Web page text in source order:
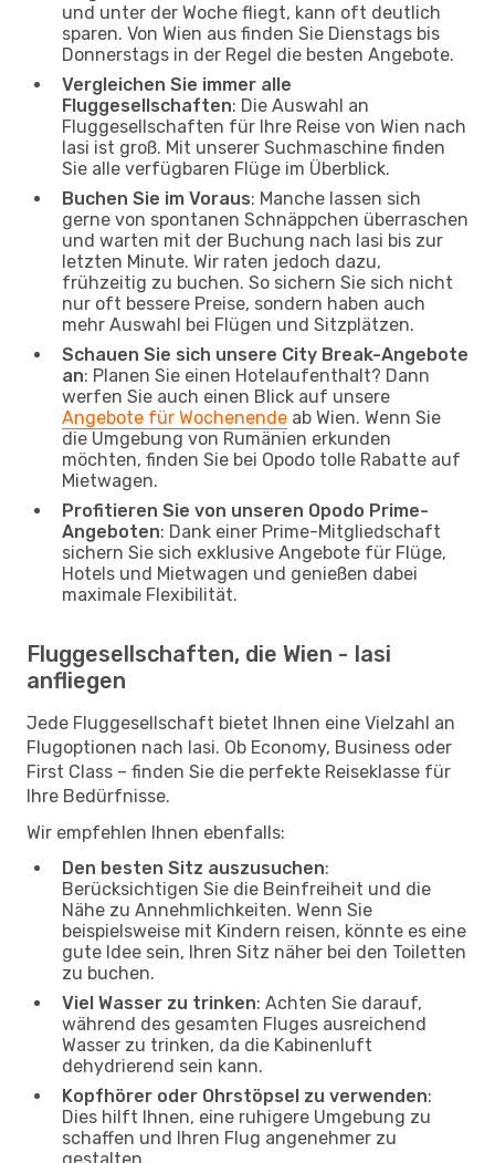
und unter der Woche fliegt, kann oft deutlich
sparen. Von Wien aus finden Sie Dienstags bis
Donnerstags in der Regel die besten Angebote.
Vergleichen Sie immer alle
Fluggesellschaften: Die Auswahl an
Fluggesellschaften für Ihre Reise von Wien nach
Iasi ist groß. Mit unserer Suchmaschine finden
Sie alle verfügbaren Flüge im Überblick.
Buchen Sie im Voraus: Manche lassen sich
gerne von spontanen Schnäppchen überraschen
und warten mit der Buchung nach Iasi bis zur
letzten Minute. Wir raten jedoch dazu,
frühzeitig zu buchen. So sichern Sie sich nicht
nur oft bessere Preise, sondern haben auch
mehr Auswahl bei Flügen und Sitzplätzen.
Schauen Sie sich unsere City Break-Angebote
an: Planen Sie einen Hotelaufenthalt? Dann
werfen Sie auch einen Blick auf unsere
Angebote für Wochenende ab Wien. Wenn Sie
die Umgebung von Rumänien erkunden
möchten, finden Sie bei Opodo tolle Rabatte auf
Mietwagen.
Profitieren Sie von unseren Opodo Prime-
Angeboten: Dank einer Prime-Mitgliedschaft
sichern Sie sich exklusive Angebote für Flüge,
Hotels und Mietwagen und genießen dabei
maximale Flexibilität.
Fluggesellschaften, die Wien - Iasi
anfliegen
Jede Fluggesellschaft bietet Ihnen eine Vielzahl an
Flugoptionen nach Iasi. Ob Economy, Business oder
First Class – finden Sie die perfekte Reiseklasse für
Ihre Bedürfnisse.
Wir empfehlen Ihnen ebenfalls:
Den besten Sitz auszusuchen:
Berücksichtigen Sie die Beinfreiheit und die
Nähe zu Annehmlichkeiten. Wenn Sie
beispielsweise mit Kindern reisen, könnte es eine
gute Idee sein, Ihren Sitz näher bei den Toiletten
zu buchen.
Viel Wasser zu trinken: Achten Sie darauf,
während des gesamten Fluges ausreichend
Wasser zu trinken, da die Kabinenluft
dehydrierend sein kann.
Kopfhörer oder Ohrstöpsel zu verwenden:
Dies hilft Ihnen, eine ruhigere Umgebung zu
schaffen und Ihren Flug angenehmer zu